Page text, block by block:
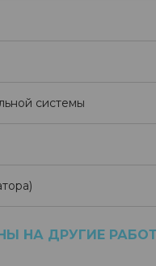
НА ДРУГИЕ
системы